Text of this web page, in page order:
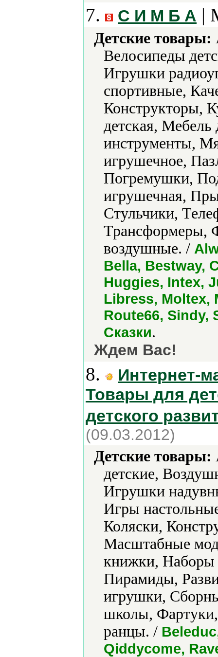
7. С И М Б А |
Детские товары:
Велосипеды
Игрушки
спортивные,
Конструкторы,
детская,
инструменты,
игрушечное,
Погремушки,
игрушечная,
Стульчики,
Трансформеры,
воздушные. /
Bella, Bestway,
Huggies, Intex,
Libress, Moltex,
Route66,
Сказки.
Ждем Вас!
8.
Интернет-
Товары для
детского
(09.03.2012)
Детские товары:
детские,
Игрушки
Игры
Коляски,
Масштабные
книжки, Наборы
Пирамиды,
игрушки,
школы,
ранцы. /
Qiddycome,